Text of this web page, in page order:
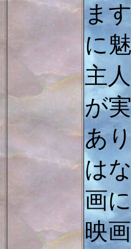
ま
に
主
が
あ
は
画
映